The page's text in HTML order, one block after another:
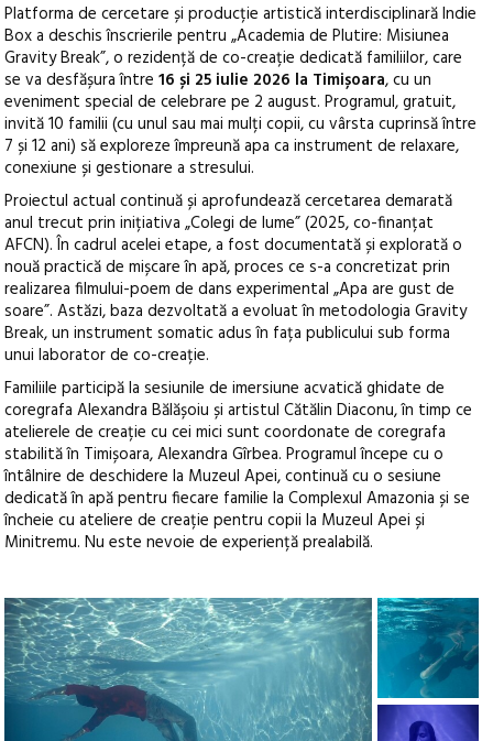
Platforma de cercetare și producție artistică interdisciplinară Indie
Box a deschis înscrierile pentru „Academia de Plutire: Misiunea
Gravity Break”, o rezidență de co-creație dedicată familiilor, care
se va desfășura între16 și 25 iulie 2026 la Timișoara, cu un
eveniment special de celebrare pe 2 august. Programul, gratuit,
invită 10 familii (cu unul sau mai mulți copii, cu vârsta cuprinsă între
7 și 12 ani) să exploreze împreună apa ca instrument de relaxare,
conexiune și gestionare a stresului.
Proiectul actual continuă și aprofundează cercetarea demarată
anul trecut prin inițiativa „Colegi de lume” (2025, co-finanțat
AFCN). În cadrul acelei etape, a fost documentată și explorată o
nouă practică de mișcare în apă, proces ce s-a concretizat prin
realizarea filmului-poem de dans experimental „Apa are gust de
soare”. Astăzi, baza dezvoltată a evoluat în metodologia Gravity
Break, un instrument somatic adus în fața publicului sub forma
unui laborator de co-creație.
Familiile participă la sesiunile de imersiune acvatică ghidate de
coregrafa Alexandra Bălășoiu și artistul Cătălin Diaconu, în timp ce
atelierele de creație cu cei mici sunt coordonate de coregrafa
stabilită în Timișoara, Alexandra Gîrbea. Programul începe cu o
întâlnire de deschidere la Muzeul Apei, continuă cu o sesiune
dedicată în apă pentru fiecare familie la Complexul Amazonia și se
încheie cu ateliere de creație pentru copii la Muzeul Apei și
Minitremu. Nu este nevoie de experiență prealabilă.